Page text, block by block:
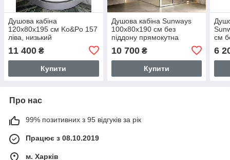
Душова кабіна
120x80х195 см Ko&Po 157
ліва, низький
матове загартоване скло 5
мм розсувні двері
11 400 ₴
Купити
Душова кабіна Sunways
100х80х190 см без
піддону прямокутна
загартоване прозоре скло
6 мм розсувні двері
10 700₴
Купити
см
6
Про нас
99% позитивних з 95 відгуків за рік
Працює з 08.10.2019
м. Харків